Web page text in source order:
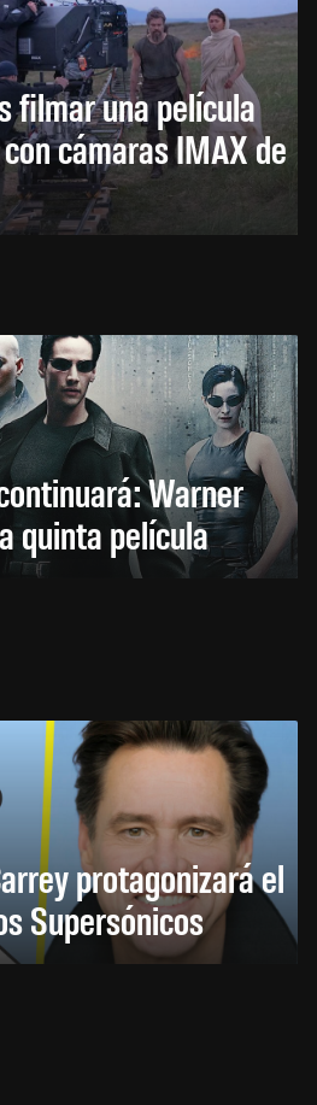
filmar una película
cámaras IMAX de
Warner
quinta película
protagonizará el
Supersónicos